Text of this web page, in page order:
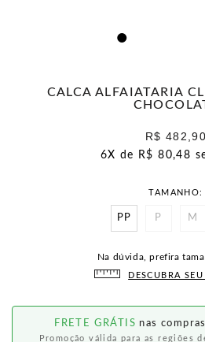
CALCA ALFAIATARIA
R$ 482,90
6X de R$ 80,48
TAMANHO
PP P M
Na dúvida, prefira
DESCUBRA
FRETE GRÁTIS nas
Promoção válida para as regiões